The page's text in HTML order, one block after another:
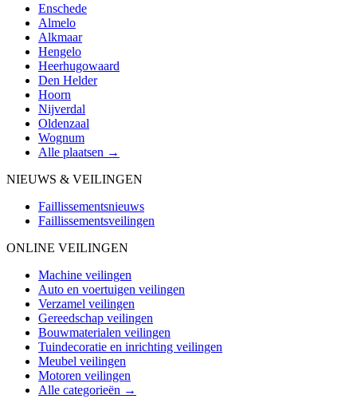
Enschede
Almelo
Alkmaar
Hengelo
Heerhugowaard
Den Helder
Hoorn
Nijverdal
Oldenzaal
Wognum
Alle plaatsen →
NIEUWS & VEILINGEN
Faillissementsnieuws
Faillissementsveilingen
ONLINE VEILINGEN
Machine veilingen
Auto en voertuigen veilingen
Verzamel veilingen
Gereedschap veilingen
Bouwmaterialen veilingen
Tuindecoratie en inrichting veilingen
Meubel veilingen
Motoren veilingen
Alle categorieën →